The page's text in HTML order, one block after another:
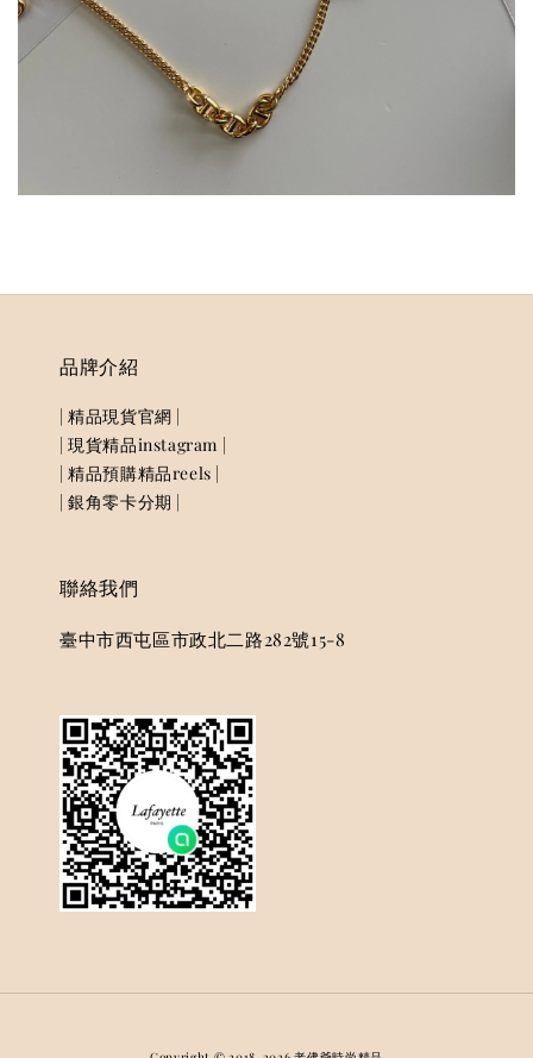
品牌介紹
| 精品現貨官網 |
| 現貨精品instagram |
| 精品預購精品reels |
| 銀角零卡分期 |
聯絡我們
臺中市西屯區市政北二路282號15-8